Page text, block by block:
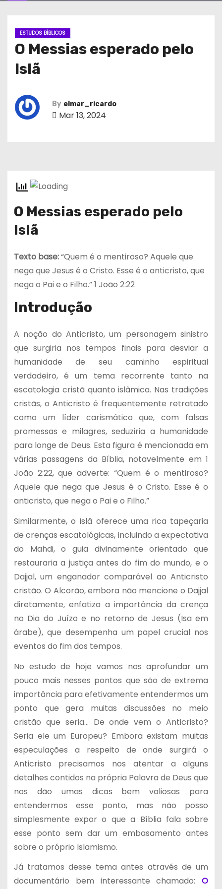
ESTUDOS BÍBLICOS
O Messias esperado pelo
Islã
By elmar_ricardo
Mar 13, 2024
O Messias esperado pelo
Islã
Texto base:“Quem é o mentiroso? Aquele que
nega que Jesus é o Cristo. Esse é o anticristo, que
nega o Pai e o Filho.” 1 João 2:22
Introdução
A noção do Anticristo, um personagem sinistro
que surgiria nos tempos finais para desviar a
humanidade de seu caminho espiritual
verdadeiro, é um tema recorrente tanto na
escatologia cristã quanto islâmica. Nas tradições
cristãs, o Anticristo é frequentemente retratado
como um líder carismático que, com falsas
promessas e milagres, seduziria a humanidade
para longe de Deus. Esta figura é mencionada em
várias passagens da Bíblia, notavelmente em 1
João 2:22, que adverte: “Quem é o mentiroso?
Aquele que nega que Jesus é o Cristo. Esse é o
anticristo, que nega o Pai e o Filho.”
Similarmente, o Islã oferece uma rica tapeçaria
de crenças escatológicas, incluindo a expectativa
do Mahdi, o guia divinamente orientado que
restauraria a justiça antes do fim do mundo, e o
Dajjal, um enganador comparável ao Anticristo
cristão. O Alcorão, embora não mencione o Dajjal
diretamente, enfatiza a importância da crença
no Dia do Juízo e no retorno de Jesus (Isa em
árabe), que desempenha um papel crucial nos
eventos do fim dos tempos.
No estudo de hoje vamos nos aprofundar um
pouco mais nesses pontos que são de extrema
importância para efetivamente entendermos um
ponto que gera muitas discussões no meio
cristão que seria… De onde vem o Anticristo?
Seria ele um Europeu? Embora existam muitas
especulações a respeito de onde surgirá o
Anticristo precisamos nos atentar a alguns
detalhes contidos na própria Palavra de Deus que
nos dão umas dicas bem valiosas para
entendermos esse ponto, mas não posso
simplesmente expor o que a Bíblia fala sobre
esse ponto sem dar um embasamento antes
sobre o próprio Islamismo.
Já tratamos desse tema antes através de um
documentário bem interessante chamado:O